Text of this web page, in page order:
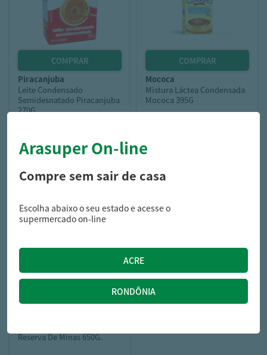
piracanjuba
Leite Condensado
Semidesnatado Piracanjuba
270G
R$ 5,89
mococa
Mistura Láctea Condensada
Mococa 395G
Reserva De Minas 650G.
Arasuper On-line
Compre sem sair de casa
Escolha abaixo o seu estado e acesse o
supermercado on-line